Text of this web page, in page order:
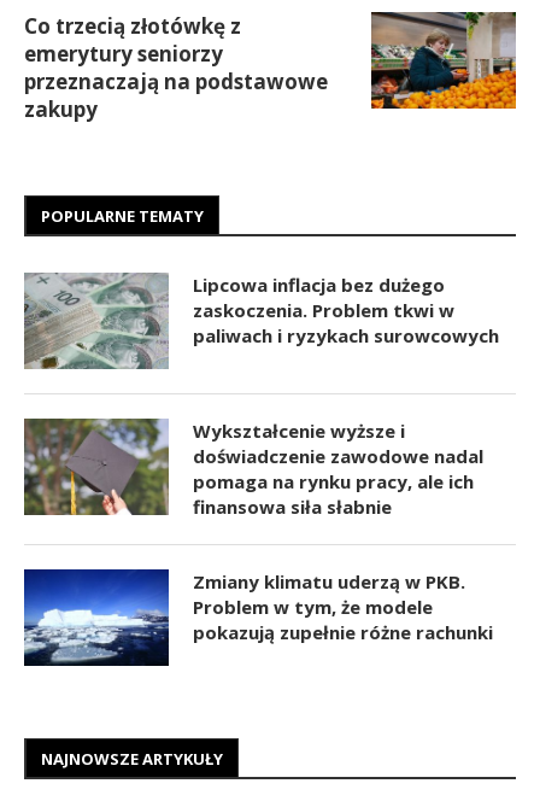
Co trzecią złotówkę z
emerytury seniorzy
przeznaczają na podstawowe
zakupy
POPULARNE TEMATY
Lipcowa inflacja bez dużego
zaskoczenia. Problem tkwi w
paliwach i ryzykach surowcowych
Wykształcenie wyższe i
doświadczenie zawodowe nadal
pomaga na rynku pracy, ale ich
finansowa siła słabnie
Zmiany klimatu uderzą w PKB.
Problem w tym, że modele
pokazują zupełnie różne rachunki
NAJNOWSZE ARTYKUŁY